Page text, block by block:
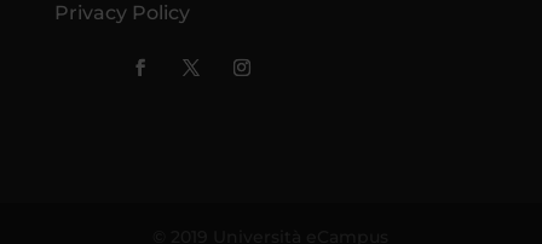
Privacy Policy